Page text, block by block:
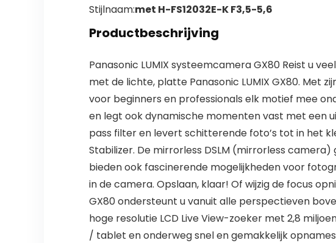
Stijlnaam:met H-FS12032E-K F3,5-5,6
Productbeschrijving
Panasonic LUMIX systeemcamera GX80 Reist u
met de lichte, platte Panasonic LUMIX GX80. Met
voor beginners en professionals elk motief mee
en legt ook dynamische momenten vast met een
pass filter en levert schitterende foto’s tot in het
Stabilizer. De mirrorless DSLM (mirrorless
bieden ook fascinerende mogelijkheden voor
in de camera. Opslaan, klaar! Of wijzig de focus
GX80 ondersteunt u vanuit alle perspectieven
hoge resolutie LCD Live View-zoeker met 2,8
/ tablet en onderweg snel en gemakkelijk